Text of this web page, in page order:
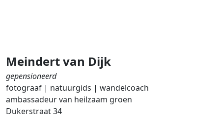
Meindert van Dijk
gepensioneerd
fotograaf | natuurgids | wandelcoach
ambassadeur van heilzaam groen
Dukerstraat 34